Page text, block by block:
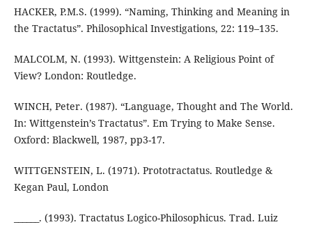
HACKER, P.M.S. (1999). “Naming, Thinking and Meaning in
the Tractatus”. Philosophical Investigations, 22: 119–135.
MALCOLM, N. (1993). Wittgenstein: A Religious Point of
View? London: Routledge.
WINCH, Peter. (1987). “Language, Thought and The World.
In: Wittgenstein’s Tractatus”. Em Trying to Make Sense.
Oxford: Blackwell, 1987, pp3-17.
WITTGENSTEIN, L. (1971). Prototractatus. Routledge &
Kegan Paul, London
______. (1993). Tractatus Logico-Philosophicus. Trad. Luiz